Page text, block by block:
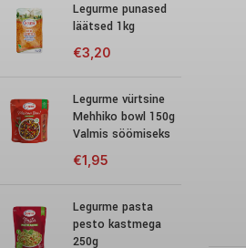
Legurme punased
läätsed 1kg
€3,20
Legurme vürtsine
Mehhiko bowl 150g
Valmis söömiseks
€1,95
Legurme pasta
pesto kastmega
250g